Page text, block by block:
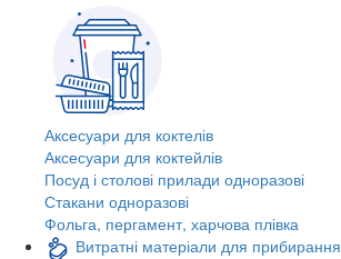
Аксесуари для коктелів
Аксесуари для коктейлів
Посуд і столові прилади одноразові
Стакани одноразові
Фольга, пергамент, харчова плівка
Витратні матеріали для прибирання